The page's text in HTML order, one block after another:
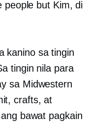
people but Kim, di
kanino sa tingin
tingin nila para
sa Midwestern
crafts, at
bawat pagkain